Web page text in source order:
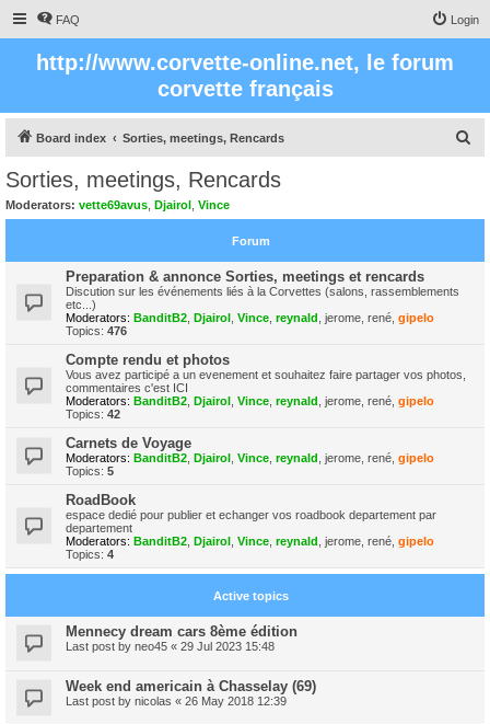
FAQ Login
http://www.corvette-online.net, le forum
corvette français
Board index Sorties, meetings, Rencards
Sorties, meetings, Rencards
Moderators: vette69avus Djairol Vince
Forum
Preparation & annonce Sorties, meetings et rencards
Discution sur les événements liés à la Corvettes (salons, rassemblements
etc...)
Moderators: BanditB2 Djairol Vince reynald jerome rené gipelo
Topics: 476
Compte rendu et photos
Vous avez participé a un evenement et souhaitez faire partager vos photos,
commentaires c'est ICI
Moderators: BanditB2 Djairol Vince reynald jerome rené gipelo
Topics: 42
Carnets de Voyage
Moderators: BanditB2 Djairol Vince reynald jerome rené gipelo
Topics: 5
RoadBook
espace dedié pour publier et echanger vos roadbook departement par
departement
Moderators: BanditB2 Djairol Vince reynald jerome rené gipelo
Topics: 4
Active topics
Mennecy dream cars 8ème édition
Last post by neo45 « 29 Jul 2023 15:48
Week end americain à Chasselay (69)
Last post by nicolas « 26 May 2018 12:39